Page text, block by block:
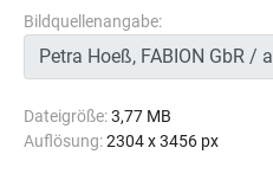
Bildquellenangabe:
Dateigröße:3,77 MB
Auflösung:2304 x 3456 px